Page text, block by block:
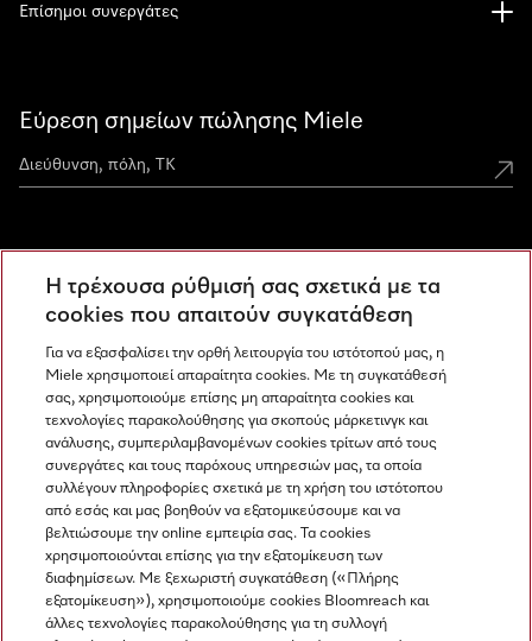
Εύρεση σημείων πώλησης Miele
Ανακαλύψτε τα Miele Experience Center
Newsletter
Επίσημοι συνεργάτες
Miele στο Instagram
Miele στο Facebook
Miele στο Youtube
Η τρέχουσα ρύθμισή σας σχετικά με τα
cookies που απαιτούν συγκατάθεση
Για να εξασφαλίσει την ορθή λειτουργία του ιστότοπού μας, η
Miele χρησιμοποιεί απαραίτητα cookies. Με τη συγκατάθεσή
σας, χρησιμοποιούμε επίσης μη απαραίτητα cookies και
τεχνολογίες παρακολούθησης για σκοπούς μάρκετινγκ και
ανάλυσης, συμπεριλαμβανομένων cookies τρίτων από τους
συνεργάτες και τους παρόχους υπηρεσιών μας, τα οποία
συλλέγουν πληροφορίες σχετικά με τη χρήση του ιστότοπου
από εσάς και μας βοηθούν να εξατομικεύσουμε και να
βελτιώσουμε την online εμπειρία σας. Τα cookies
χρησιμοποιούνται επίσης για την εξατομίκευση των
διαφημίσεων. Με ξεχωριστή συγκατάθεση («Πλήρης
εξατομίκευση»), χρησιμοποιούμε cookies Bloomreach και
άλλες τεχνολογίες παρακολούθησης για τη συλλογή